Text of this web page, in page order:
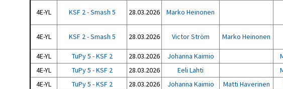
4E-YL KSF 2 - Smash 5 28.03.2026 Marko Heinonen
4E-YL KSF 2 - Smash 5 28.03.2026 Victor Ström Marko Heinonen
4E-YL TuPy 5 - KSF 2 28.03.2026 Johanna Kaimio
4E-YL
TuPy 5 - KSF 2 28.03.2026 Eeli Lahti
4E-YL
TuPy 5 - KSF 2 28.03.2026 Johanna Kaimio Matti Haverinen